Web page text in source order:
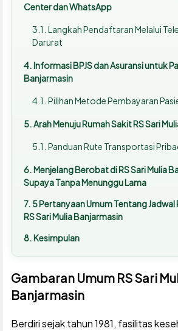
Center dan WhatsApp
Langkah Pendaftaran Melalui
Darurat
Informasi BPJS dan Asuransi untuk
Banjarmasin
Pilihan Metode Pembayaran
Arah Menuju Rumah Sakit RS Sari
Panduan Rute Transportasi
Menjelang Berobat di RS Sari Mulia
Supaya Tanpa Menunggu Lama
5 Pertanyaan Umum Tentang
RS Sari Mulia Banjarmasin
Kesimpulan
Gambaran Umum RS Sari
Banjarmasin
Berdiri sejak tahun 1981, fasilitas